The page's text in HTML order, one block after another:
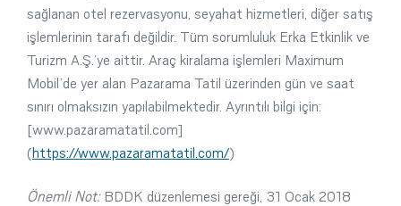
sağlanan otel rezervasyonu, seyahat hizmetleri, diğer satış
işlemlerinin tarafı değildir. Tüm sorumluluk Erka Etkinlik ve
Turizm A.Ş.’ye aittir. Araç kiralama işlemleri Maximum
Mobil’de yer alan Pazarama Tatil üzerinden gün ve saat
sınırı olmaksızın yapılabilmektedir. Ayrıntılı bilgi için:
[www.pazaramatatil.com]
(https://www.pazaramatatil.com/)
Önemli Not:BDDK düzenlemesi gereği, 31 Ocak 2018